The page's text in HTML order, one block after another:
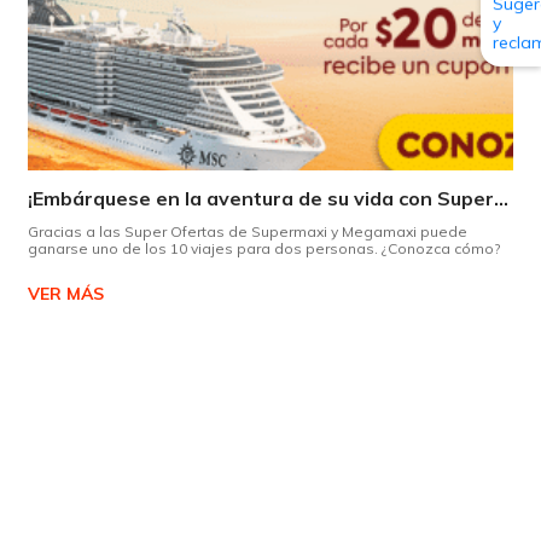
¡Embárquese en la aventura de su vida con Supermaxi!
Gracias a las Super Ofertas de Supermaxi y Megamaxi puede
ganarse uno de los 10 viajes para dos personas. ¿Conozca cómo?
VER MÁS